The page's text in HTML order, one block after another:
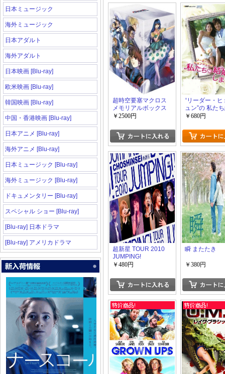
日本ミュージック
海外ミュージック
日本アダルト
海外アダルト
日本映画 [Blu-ray]
欧米映画 [Blu-ray]
韓国映画 [Blu-ray]
中国・香港映画 [Blu-ray]
日本アニメ [Blu-ray]
海外アニメ [Blu-ray]
日本ミュージック [Blu-ray]
海外ミュージック [Blu-ray]
ドキュメンタリー [Blu-ray]
スペシャル ショー [Blu-ray]
[Blu-ray] 日本ドラマ
[Blu-ray] アメリカドラマ
超時空要塞マクロス
メモリアルボックス
￥2500円
“リーダー・
ュン”の 私た
ました-コレ
集~
￥680円
超新星 TOUR 2010
JUMPING!
￥480円
瞬 またたき
￥380円